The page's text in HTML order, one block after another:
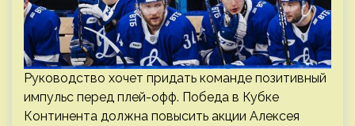
Руководство хочет придать команде позитивный
импульс перед плей-офф. Победа в Кубке
Континента должна повысить акции Алексея